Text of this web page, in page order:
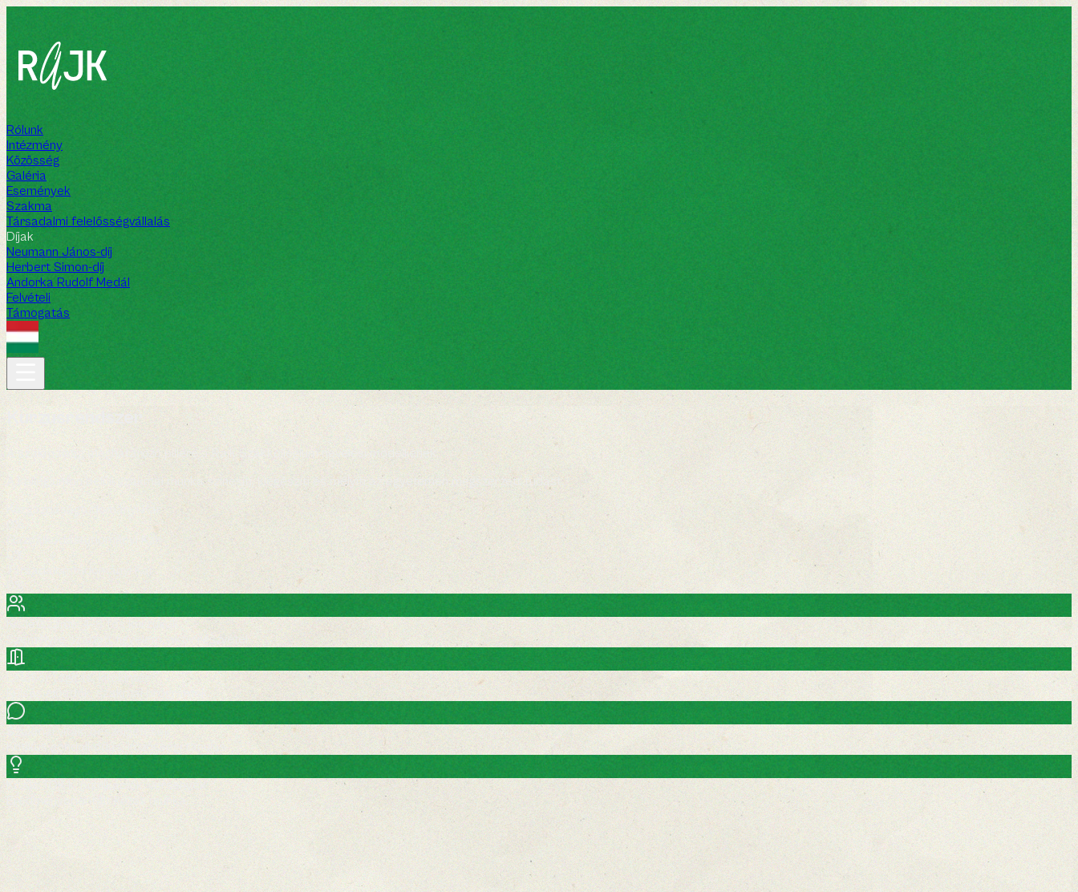
Rólunk
Intézmény
Közösség
Galéria
Események
Szakma
Társadalmi felelősségvállalás
Díjak
Neumann János-díj
Herbert Simon-díj
Andorka Rudolf Medál
Felvételi
Támogatás
Kurzusrendszer
A szakmaiság meghatározó pillére a Rajk Szakkollégium nevelési modelljének.
A kollégiumon belüli szakmai munka színesíti, kiegészíti és mélyíti az egyetemen megszerzett tudást.
Gazdálkodástudományi Kar
Társadalomtudományi Kar
Kis létszámú, 4–8 fős kurzusok
Személyre szabott figyelem, aktív részvétel.
Látókör tágítás, kitekintés
Külsős előadók, szakmai programok.
Szakmai viták, beszélgetések
Kritikus gondolkodás, közösségi tanulás.
Közös TDK-k, publikációk, versenyek
Eredményorientált közös munka.